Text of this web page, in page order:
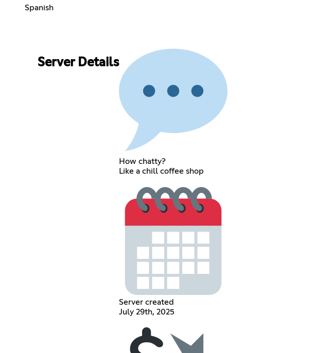
Spanish
Server Details
How chatty?
Like a chill coffee shop
Server created
July 29th, 2025